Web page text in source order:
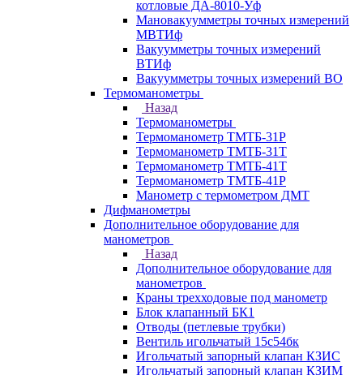
котловые ДА-8010-Уф
Мановакуумметры точных измерений
МВТИф
Вакуумметры точных измерений
ВТИф
Вакуумметры точных измерений ВО
Термоманометры
Назад
Термоманометры
Термоманометр ТМТБ-31Р
Термоманометр ТМТБ-31Т
Термоманометр ТМТБ-41Т
Термоманометр ТМТБ-41Р
Манометр с термометром ДМТ
Дифманометры
Дополнительное оборудование для
манометров
Назад
Дополнительное оборудование для
манометров
Краны трехходовые под манометр
Блок клапанный БК1
Отводы (петлевые трубки)
Вентиль игольчатый 15с54бк
Игольчатый запорный клапан КЗИС
Игольчатый запорный клапан КЗИМ